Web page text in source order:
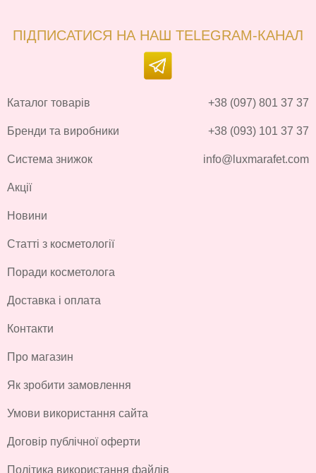
ПІДПИСАТИСЯ НА НАШ TELEGRAM-КАНАЛ
Каталог товарів
Бренди та виробники
Система знижок
Акції
Новини
Статті з косметології
Поради косметолога
Доставка і оплата
Контакти
Про магазин
Як зробити замовлення
Умови використання сайта
Договір публічної оферти
Політика використання файлів
+38 (097) 801 37 37
+38 (093) 101 37 37
info@luxmarafet.com